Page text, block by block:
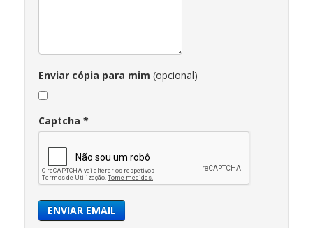
Enviar cópia para mim (opcional)
Captcha *
ENVIAR EMAIL